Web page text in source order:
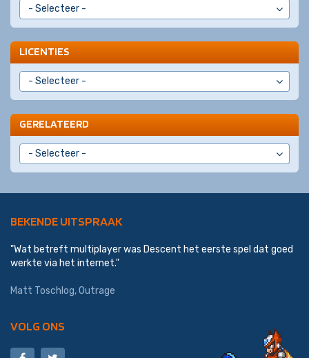
LICENTIES
GERELATEERD
BEKENDE UITSPRAAK
"Wat betreft multiplayer was Descent het eerste spel dat goed
werkte via het internet."
Matt Toschlog, Outrage
VOLG ONS